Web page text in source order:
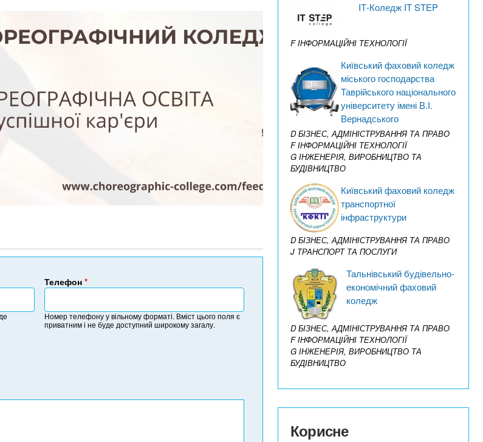
Телефон *
Н
м
е
ф
Номер телефону у вільному форматі. Вміст цього поля є
приватним і не буде доступний широкому загалу.
IТ-Коледж IT STEP
F ІНФОРМАЦІЙНІ ТЕХНОЛОГІЇ
Київський фаховий коледж
міського господарства
Таврійського національного
університету імені В.І.
Вернадського
D БІЗНЕС, АДМІНІСТРУВАННЯ ТА ПРАВО
F ІНФОРМАЦІЙНІ ТЕХНОЛОГІЇ
G ІНЖЕНЕРІЯ, ВИРОБНИЦТВО ТА
БУДІВНИЦТВО
Київський фаховий коледж
транспортної
інфраструктури
D БІЗНЕС, АДМІНІСТРУВАННЯ ТА ПРАВО
J ТРАНСПОРТ ТА ПОСЛУГИ
Тальнівський будівельно-
економічний фаховий
коледж
D БІЗНЕС, АДМІНІСТРУВАННЯ ТА ПРАВО
F ІНФОРМАЦІЙНІ ТЕХНОЛОГІЇ
G ІНЖЕНЕРІЯ, ВИРОБНИЦТВО ТА
БУДІВНИЦТВО
Корисне